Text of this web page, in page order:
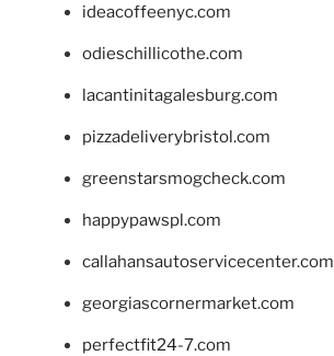
ideacoffeenyc.com
odieschillicothe.com
lacantinitagalesburg.com
pizzadeliverybristol.com
greenstarsmogcheck.com
happypawspl.com
callahansautoservicecenter.com
georgiascornermarket.com
perfectfit24-7.com